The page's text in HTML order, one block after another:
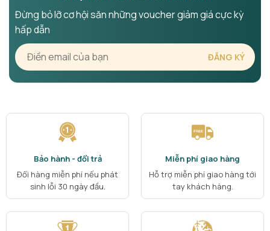
Đừng bỏ lỡ cơ hội săn những voucher giảm giá cực kỳ
hấp dẫn
Bảo hành - đổi trả
Đổi hàng miễn phí nếu phát
sinh lỗi 30 ngày đầu.
Miễn phí giao hàng
Hỗ trợ miễn phí giao hàng tới
tay khách hàng.